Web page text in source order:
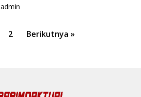
admin
2 Berikutnya »